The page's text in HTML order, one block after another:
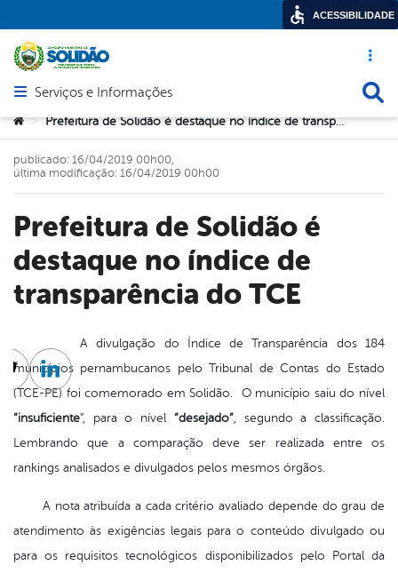
Acesso
Abrir menu principal de navegação
Serviços e Informações
Você está aqui:
> Prefeitura de Solidão é destaque no índice de transparência do TCE
Prefeitura de Solidão é
destaque no índice de
transparência do TCE
publicado: 16/04/2019 00h00,
última modificação: 16/04/2019 00h00
A divulgação do Índice de Transparência dos 184
municípios pernambucanos pelo Tribunal de Contas do Estado
(TCE-PE) foi comemorado em Solidão. O município saiu do nível
“insuficiente”, para o nível “desejado”, segundo a classificação.
Lembrando que a comparação deve ser realizada entre os
rankings analisados e divulgados pelos mesmos órgãos.
A nota atribuída a cada critério avaliado depende do grau de
atendimento às exigências legais para o conteúdo divulgado ou
para os requisitos tecnológicos disponibilizados pelo Portal da
Twitter
Linkedin
ACESSIBILIDADE